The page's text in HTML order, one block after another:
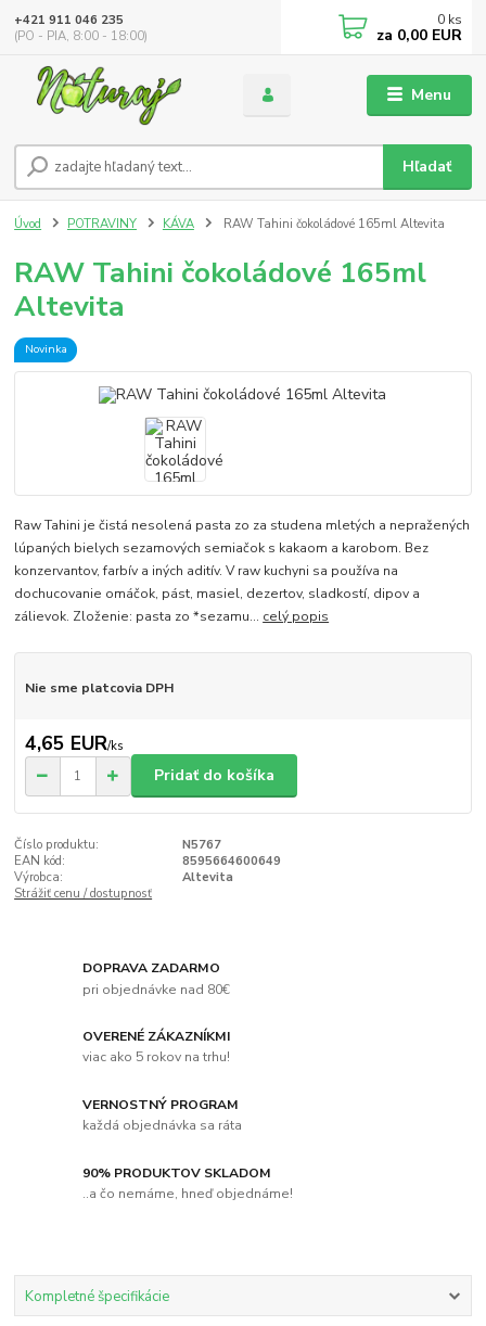
Menu
Hľadať
+421 911 046 235
(PO - PIA, 8:00 - 18:00)
0 ks
za 0,00 EUR
Úvod POTRAVINY KÁVA RAW Tahini čokoládové 165ml Altevita
RAW Tahini čokoládové 165ml
Altevita
Novinka
Raw Tahini je čistá nesolená pasta zo za studena mletých a nepražených
lúpaných bielych sezamových semiačok s kakaom a karobom. Bez
konzervantov, farbív a iných aditív. V raw kuchyni sa používa na
dochucovanie omáčok, pást, masiel, dezertov, sladkostí, dipov a
zálievok. Zloženie: pasta zo *sezamu... celý popis
Nie sme platcovia DPH
4,65 EUR/ks
Pridať do košíka
Číslo produktu:
N5767
EAN kód:
8595664600649
Výrobca:
Altevita
Strážiť cenu / dostupnosť
DOPRAVA ZADARMO
pri objednávke nad 80€
OVERENÉ ZÁKAZNÍKMI
viac ako 5 rokov na trhu!
VERNOSTNÝ PROGRAM
každá objednávka sa ráta
90% PRODUKTOV SKLADOM
..a čo nemáme, hneď objednáme!
Kompletné špecifikácie